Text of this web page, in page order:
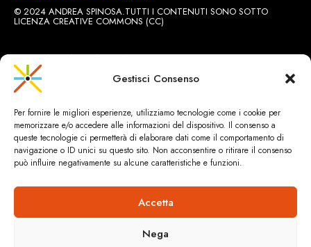
Gestisci Consenso
Per fornire le migliori esperienze, utilizziamo tecnologie come i cookie per
memorizzare e/o accedere alle informazioni del dispositivo. Il consenso a
queste tecnologie ci permetterà di elaborare dati come il comportamento di
navigazione o ID unici su questo sito. Non acconsentire o ritirare il consenso
può influire negativamente su alcune caratteristiche e funzioni.
Accetta
Nega
© 2024 ANDREA SPINOSA.TUTTI I CONTENUTI SONO SOTTO
LICENZA CREATIVE COMMONS (CC)
SITO REALIZZATO DABRIGNOLE.CH